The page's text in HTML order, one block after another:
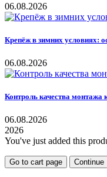
06.08.2026
Крепёж в зимних условиях:
06.08.2026
Контроль качества
06.08.2026
2026
You've just added this
Go to cart page Continue